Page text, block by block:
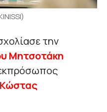
την
Μητσοτάκη
Κώστας